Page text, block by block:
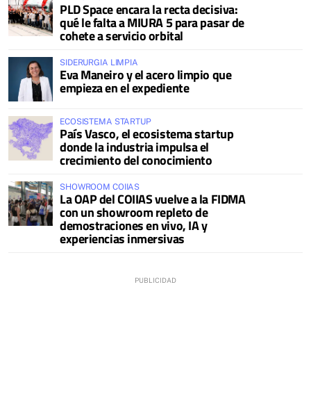
PLD Space encara la recta decisiva:
qué le falta a MIURA 5 para pasar de
cohete a servicio orbital
SIDERURGIA LIMPIA
Eva Maneiro y el acero limpio que
empieza en el expediente
ECOSISTEMA STARTUP
País Vasco, el ecosistema startup
donde la industria impulsa el
crecimiento del conocimiento
SHOWROOM COIIAS
La OAP del COIIAS vuelve a la FIDMA
con un showroom repleto de
demostraciones en vivo, IA y
experiencias inmersivas